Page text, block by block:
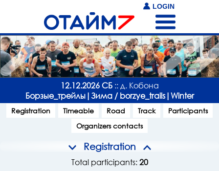
LOGIN
12.12.2026 СБ:: д. Кобона
Борзые_трейлы|Зима / borzye_trails|Winter
Registration Timeable Road Track
Participants
Organizers contacts
Registration
Total participants:20